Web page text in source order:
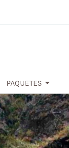
PAQUETES